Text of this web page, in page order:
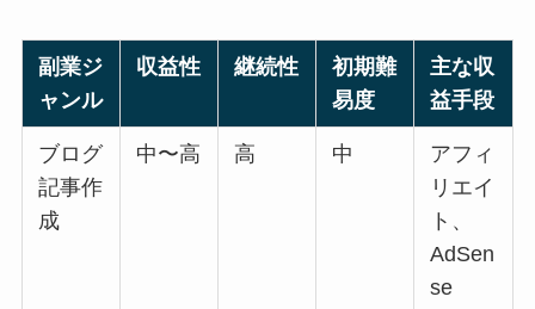
副業ジ
ャンル
収益性 継続性
初期難
易度
主な収
益手段
ブログ
記事作
成
中〜高 高 中
アフィ
リエイ
ト、
AdSen
se